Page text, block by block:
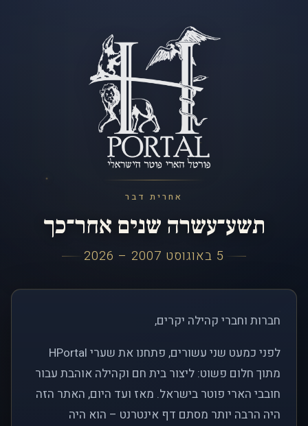
אחרית דבר
תשע־עשרה שנים אחר־כך
5 באוגוסט 2007 – 2026
חברות וחברי קהילה יקרים,
לפני כמעט שני עשורים, פתחנו את שערי HPortal
מתוך חלום פשוט: ליצור בית חם וקהילה אוהבת עבור
חובבי הארי פוטר בישראל. מאז ועד היום, האתר הזה
היה הרבה יותר מסתם דף אינטרנט – הוא היה